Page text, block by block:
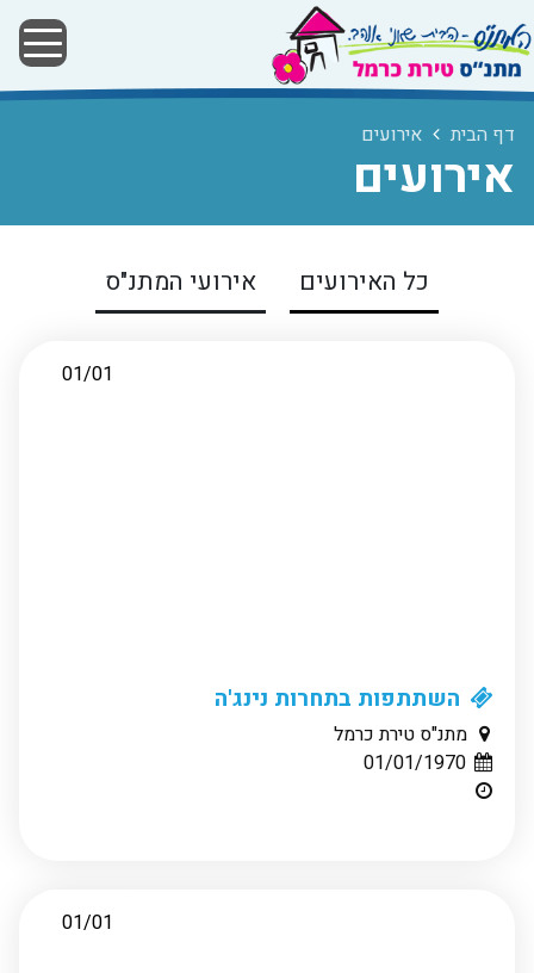
דף הבית אירועים
אירועים
כל האירועים אירועי המתנ"ס
01/01
השתתפות בתחרות נינג'ה
מתנ"ס טירת כרמל
01/01